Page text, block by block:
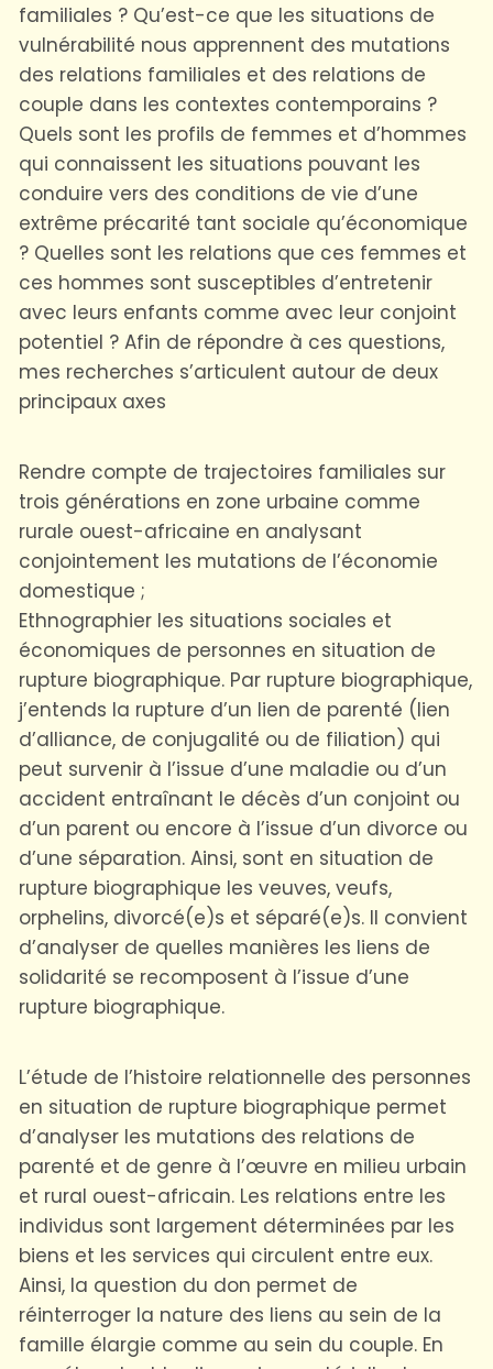
familiales ? Qu’est-ce que les situations de
vulnérabilité nous apprennent des mutations
des relations familiales et des relations de
couple dans les contextes contemporains ?
Quels sont les profils de femmes et d’hommes
qui connaissent les situations pouvant les
conduire vers des conditions de vie d’une
extrême précarité tant sociale qu’économique
? Quelles sont les relations que ces femmes et
ces hommes sont susceptibles d’entretenir
avec leurs enfants comme avec leur conjoint
potentiel ? Afin de répondre à ces questions,
mes recherches s’articulent autour de deux
principaux axes
Rendre compte de trajectoires familiales sur
trois générations en zone urbaine comme
rurale ouest-africaine en analysant
conjointement les mutations de l’économie
domestique ;
Ethnographier les situations sociales et
économiques de personnes en situation de
rupture biographique. Par rupture biographique,
j’entends la rupture d’un lien de parenté (lien
d’alliance, de conjugalité ou de filiation) qui
peut survenir à l’issue d’une maladie ou d’un
accident entraînant le décès d’un conjoint ou
d’un parent ou encore à l’issue d’un divorce ou
d’une séparation. Ainsi, sont en situation de
rupture biographique les veuves, veufs,
orphelins, divorcé(e)s et séparé(e)s. Il convient
d’analyser de quelles manières les liens de
solidarité se recomposent à l’issue d’une
rupture biographique.
L’étude de l’histoire relationnelle des personnes
en situation de rupture biographique permet
d’analyser les mutations des relations de
parenté et de genre à l’œuvre en milieu urbain
et rural ouest-africain. Les relations entre les
individus sont largement déterminées par les
biens et les services qui circulent entre eux.
Ainsi, la question du don permet de
réinterroger la nature des liens au sein de la
famille élargie comme au sein du couple. En